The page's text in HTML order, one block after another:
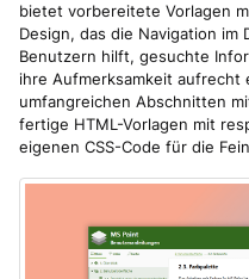
bietet vorbereitete Vorlagen
Design, das die Navigation
Benutzern hilft, gesuchte
ihre Aufmerksamkeit aufrecht
umfangreichen Abschnitten
fertige HTML-Vorlagen mit
eigenen CSS-Code für die